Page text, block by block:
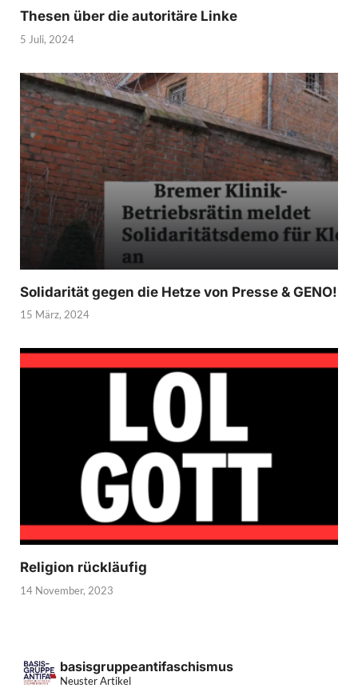
Thesen über die autoritäre Linke
5 Juli, 2024
Solidarität gegen die Hetze von Presse & GENO!
15 März, 2024
Religion rückläufig
14 November, 2023
basisgruppeantifaschismus
Neuster Artikel